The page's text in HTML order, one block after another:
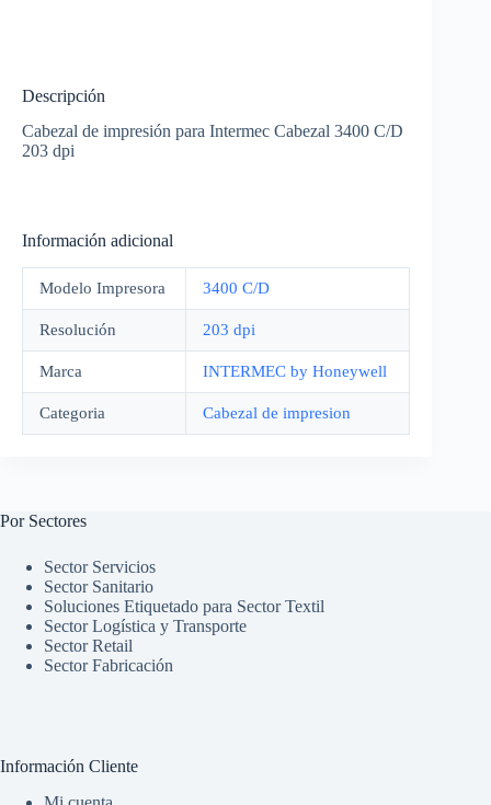
Descripción
Cabezal de impresión para Intermec Cabezal 3400 C/D
203 dpi
Información adicional
Modelo Impresora 3400 C/D
Resolución 203 dpi
Marca INTERMEC by Honeywell
Categoria Cabezal de impresion
Por Sectores
Sector Servicios
Sector Sanitario
Soluciones Etiquetado para Sector Textil
Sector Logística y Transporte
Sector Retail
Sector Fabricación
Información Cliente